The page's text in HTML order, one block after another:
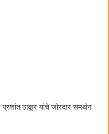
प्रशांत ठाकूर यांचे जोरदार समर्थन